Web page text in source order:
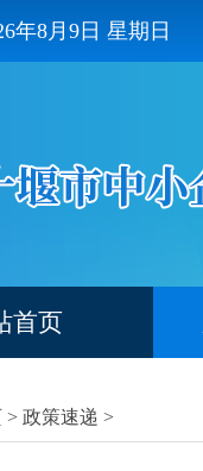
年8月9日 星期日
首页
> 政策速递 >